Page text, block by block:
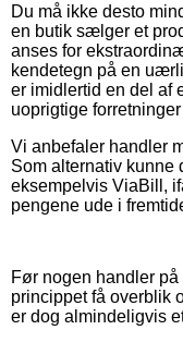
Du må ikke desto
en butik sælger et
anses for
kendetegn på en
er imidlertid en del af
uoprigtige
Vi anbefaler handler
Som alternativ kunne
eksempelvis ViaBill,
pengene ude i
Før nogen handler
princippet få overblik
er dog almindeligvis